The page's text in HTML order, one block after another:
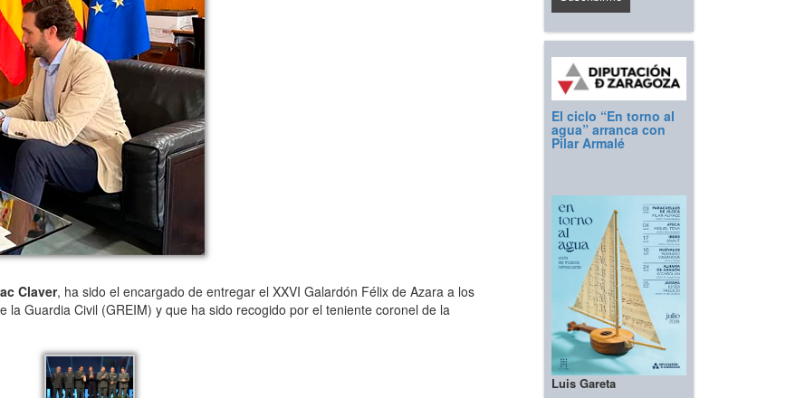
Claver, ha sido el encargado de entregar el XXVI Galardón Félix de Azara a los
Guardia Civil (GREIM) y que ha sido recogido por el teniente coronel de la
El ciclo “En torno al
agua” arranca con
Pilar Armalé
Luis Gareta